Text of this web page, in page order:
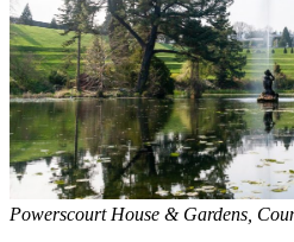
Powerscourt House & Gardens,